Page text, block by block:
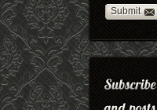
Submit